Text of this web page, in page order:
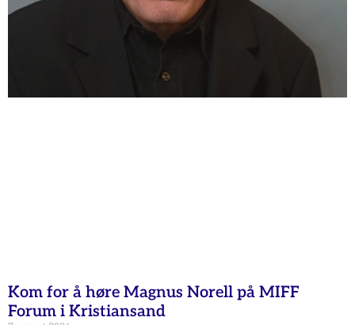
Kom for å høre Magnus Norell på MIFF
Forum i Kristiansand